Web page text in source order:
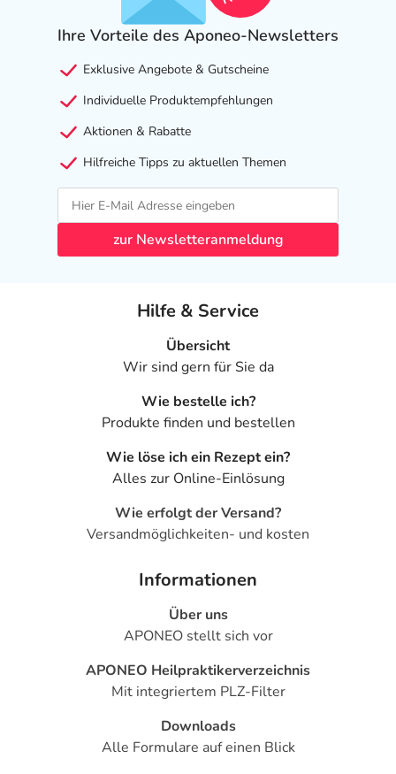
- Störung der unbewussten Bewegungsabläufe mit
Zittern, evtl. Fallneigung
- Blickkrampf
- Bewegungsstörungen
- Herzrhythmusstörung
- Langsamer Puls (Bradykardie)
- Niedriger Blutdruck (Hypotonie)
- Anstieg der Leberenzyme
Veränderung während der Behandlung, wenden Sie sich
an Ihren Arzt oder Apotheker.
Nebenwirkungen berücksichtigt, die bei mindestens
einem von 1.000 behandelten Patienten auftreten.
Art der Anwendung?
Zunge, wo es sich durch den Speichel im Mund schnell
auflöst. Schlucken Sie das Arzneimittel dann hinunter.
Dauer der Anwendung?
Beschwerde und/oder Dauer der Erkrankung und wird
deshalb nur von Ihrem Arzt bestimmt.
Überdosierung?
Ihre Vorteile des Aponeo-Newsletters
Exklusive Angebote & Gutscheine
Individuelle Produktempfehlungen
Aktionen & Rabatte
Hilfreiche Tipps zu aktuellen Themen
zur Newsletteranmeldung
Hilfe & Service
Übersicht
Wir sind gern für Sie da
Wie bestelle ich?
Produkte finden und bestellen
Wie löse ich ein Rezept ein?
Alles zur Online-Einlösung
Wie erfolgt der Versand?
Versandmöglichkeiten- und kosten
Informationen
Über uns
APONEO stellt sich vor
APONEO Heilpraktikerverzeichnis
Mit integriertem PLZ-Filter
Downloads
Alle Formulare auf einen Blick